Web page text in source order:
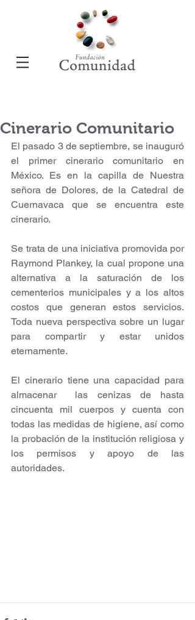
Cinerario Comunitario
El pasado 3 de septiembre, se inauguró
el primer cinerario comunitario en
México. Es en la capilla de Nuestra
señora de Dolores, de la Catedral de
Cuernavaca que se encuentra este
cinerario.
Se trata de una iniciativa promovida por
Raymond Plankey, la cual propone una
alternativa a la saturación de los
cementerios municipales y a los altos
costos que generan estos servicios.
Toda nueva perspectiva sobre un lugar
para compartir y estar unidos
eternamente.
El cinerario tiene una capacidad para
almacenar  las cenizas de hasta
cincuenta mil cuerpos y cuenta con
todas las medidas de higiene, así como
la probación de la institución religiosa y
los permisos y apoyo de las
autoridades.